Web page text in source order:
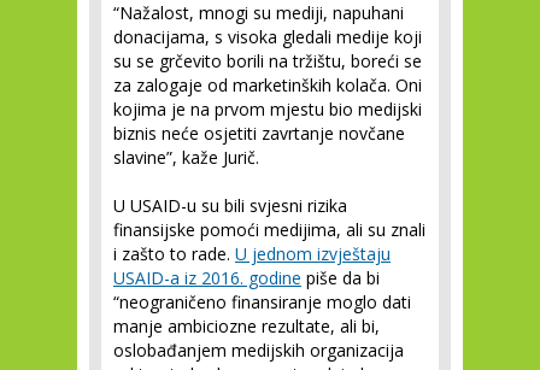
“Nažalost, mnogi su mediji, napuhani
donacijama, s visoka gledali medije koji
su se grčevito borili na tržištu, boreći se
za zalogaje od marketinških kolača. Oni
kojima je na prvom mjestu bio medijski
biznis neće osjetiti zavrtanje novčane
slavine”, kaže Jurič.
U USAID-u su bili svjesni rizika
finansijske pomoći medijima, ali su znali
i zašto to rade. U jednom izvještaju
USAID-a iz 2016. godine piše da bi
“neograničeno finansiranje moglo dati
manje ambiciozne rezultate, ali bi,
oslobađanjem medijskih organizacija